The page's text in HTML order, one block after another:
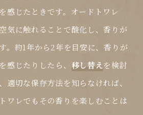
感じたときです。オードトワレ
気に触れることで酸化し、香りが
。約1年から2年を目安に、香りが
感じたりしたら、 移し替えを検討
適切な保存方法を知らなければ、
ワレでもその香りを楽しむことは